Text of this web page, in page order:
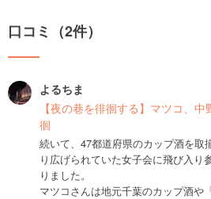
口コミ（2件）
よるちま
【夜の巷を徘徊する】マツコ、
徊
続いて、47都道府県のカップ酒を取
り広げられていた女子会に飛び入り
りました。
マツコさんは地元千葉のカップ酒や